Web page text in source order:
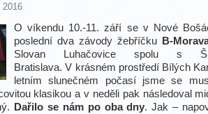
2016
O víkendu 10.-11. září se v Nové
poslední dva závody žebříčku
B-
Slovan Luhačovice spolu s
Bratislava. V krásném prostředí Bílých
letním slunečném počasí jsme se
klasikou a v neděli pak následoval
Dařilo se nám po oba dny. Jak –